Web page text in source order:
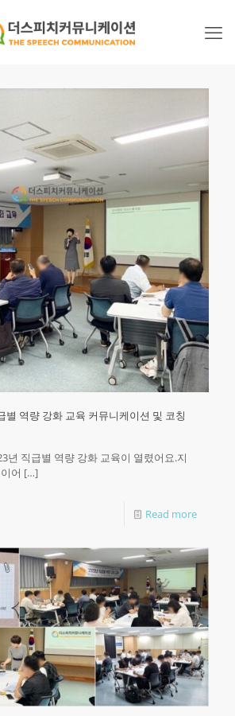
별 역량 강화 교육 커뮤니케이션 및 코칭
년 직급별 역량 강화 교육이 열렸어요.지
어 […]
Read more